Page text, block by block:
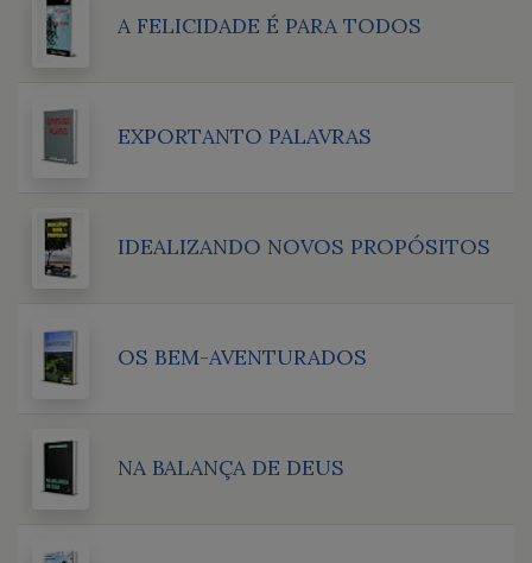
A FELICIDADE É PARA TODOS
EXPORTANTO PALAVRAS
IDEALIZANDO NOVOS PROPÓSITOS
OS BEM-AVENTURADOS
NA BALANÇA DE DEUS